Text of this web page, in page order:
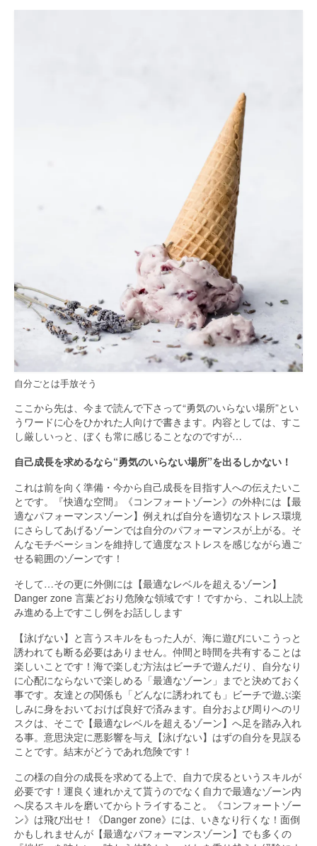
自分ごとは手放そう
ここから先は、今まで読んで下さって“勇気のいらない場所”とい
うワードに心をひかれた人向けで書きます。内容としては、すこ
し厳しいっと、ぼくも常に感じることなのですが…
自己成長を求めるなら“勇気のいらない場所”を出るしかない！
これは前を向く準備・今から自己成長を目指す人への伝えたいこ
とです。『快適な空間』《コンフォートゾーン》の外枠には【最
適なパフォーマンスゾーン】例えれば自分を適切なストレス環境
にさらしてあげるゾーンでは自分のパフォーマンスが上がる。そ
んなモチベーションを維持して適度なストレスを感じながら過ご
せる範囲のゾーンです！
そして…その更に外側には【最適なレベルを超えるゾーン】
Danger zone 言葉どおり危険な領域です！ですから、これ以上読
み進める上ですこし例をお話しします
【泳げない】と言うスキルをもった人が、海に遊びにいこうっと
誘われても断る必要はありません。仲間と時間を共有することは
楽しいことです！海で楽しむ方法はビーチで遊んだり、自分なり
に心配にならないで楽しめる「最適なゾーン」までと決めておく
事です。友達との関係も「どんなに誘われても」ビーチで遊ぶ楽
しみに身をおいておけば良好で済みます。自分および周りへのリ
スクは、そこで【最適なレベルを超えるゾーン】へ足を踏み入れ
る事。意思決定に悪影響を与え【泳げない】はずの自分を見誤る
ことです。結末がどうであれ危険です！
この様の自分の成長を求めてる上で、自力で戻るというスキルが
必要です！運良く連れかえて貰うのでなく自力で最適なゾーン内
へ戻るスキルを磨いてからトライすること。《コンフォートゾー
ン》は飛び出せ！《Danger zone》には、いきなり行くな！面倒
かもしれませんが【最適なパフォーマンスゾーン】でも多くの